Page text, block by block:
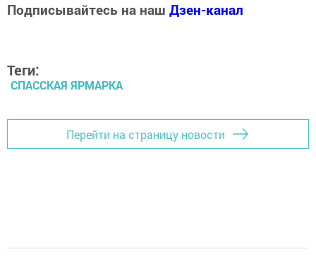
Подписывайтесь на наш Дзен-канал
Теги:
СПАССКАЯ ЯРМАРКА
Перейти на страницу новости